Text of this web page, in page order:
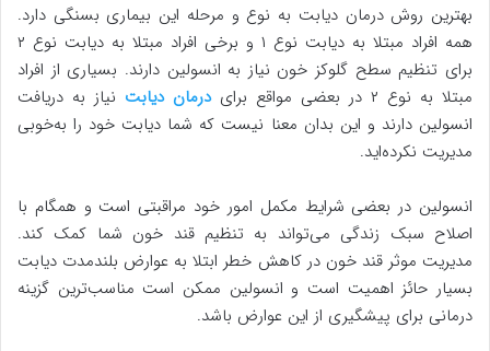
بهترین روش درمان دیابت به نوع و مرحله این بیماری بسنگی دارد.
همه افراد مبتلا به دیابت نوع ۱ و برخی افراد مبتلا به دیابت نوع ۲
برای تنظیم سطح گلوکز خون نیاز به انسولین دارند. بسیاری از افراد
مبتلا به نوع ۲ در بعضی مواقع برای
درمان دیابت نیاز به دریافت
انسولین دارند و این بدان معنا نیست که شما دیابت خود را به‌خوبی
مدیریت نکرده‌اید.
انسولین در بعضی شرایط مکمل امور خود مراقبتی است و همگام با
اصلاح سبک زندگی می‌تواند به تنظیم قند خون شما کمک کند.
مدیریت موثر قند خون در کاهش خطر ابتلا به عوارض بلندمدت دیابت
بسیار حائز اهمیت است و انسولین ممکن است مناسب‌ترین گزینه
درمانی برای پیشگیری از این عوارض باشد.